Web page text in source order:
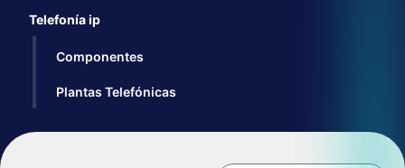
Telefonía ip
Componentes
Plantas Telefónicas